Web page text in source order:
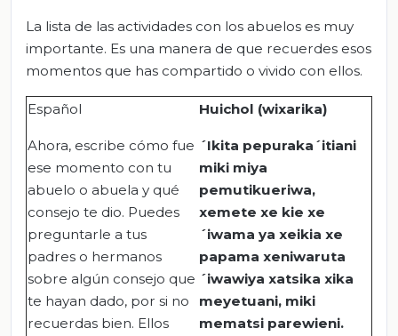
La lista de las actividades con los abuelos es muy
importante. Es una manera de que recuerdes esos
momentos que has compartido o vivido con ellos.
Español
Ahora, escribe cómo fue
ese momento con tu
abuelo o abuela y qué
consejo te dio. Puedes
preguntarle a tus
padres o hermanos
sobre algún consejo que
te hayan dado, por si no
recuerdas bien. Ellos
Huichol (wixarika)
´Ikita pepuraka´itiani
miki miya
pemutikueriwa,
xemete xe kie xe
´iwama ya xeikia xe
papama xeniwaruta
´iwawiya xatsika xika
meyetuani, miki
mematsi parewieni.